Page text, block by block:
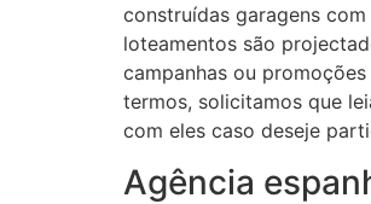
construídas garagens
loteamentos são
campanhas ou
termos, solicitamos que
com eles caso deseje
Agência